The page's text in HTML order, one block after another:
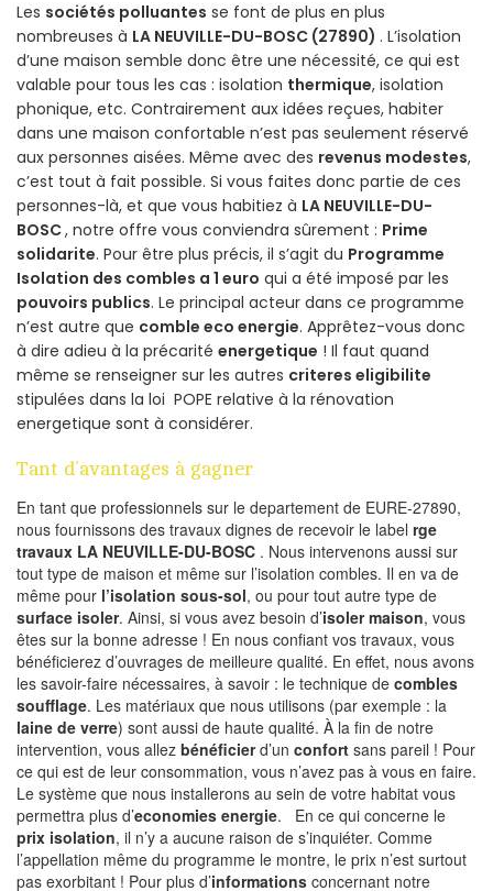
Les sociétés polluantes se font de plus en plus
nombreuses à LA NEUVILLE-DU-BOSC (27890) . L’isolation
d’une maison semble donc être une nécessité, ce qui est
valable pour tous les cas : isolation thermique, isolation
phonique, etc. Contrairement aux idées reçues, habiter
dans une maison confortable n’est pas seulement réservé
aux personnes aisées. Même avec des revenus modestes,
c’est tout à fait possible. Si vous faites donc partie de ces
personnes-là, et que vous habitiez à LA NEUVILLE-DU-
BOSC, notre offre vous conviendra sûrement : Prime
solidarite. Pour être plus précis, il s’agit du Programme
Isolation des combles a 1 euro qui a été imposé par les
pouvoirs publics. Le principal acteur dans ce programme
n’est autre que comble eco energie. Apprêtez-vous donc
à dire adieu à la précarité energetique ! Il faut quand
même se renseigner sur les autres criteres eligibilite
stipulées dans la loi POPE relative à la rénovation
energetique sont à considérer.
Tant d’avantages à gagner
En tant que professionnels sur le departement de EURE-27890,
nous fournissons des travaux dignes de recevoir le label rge
travaux LA NEUVILLE-DU-BOSC . Nous intervenons aussi sur
tout type de maison et même sur l’isolation combles. Il en va de
même pour l’isolation sous-sol, ou pour tout autre type de
surface isoler. Ainsi, si vous avez besoin d’isoler maison, vous
êtes sur la bonne adresse ! En nous confiant vos travaux, vous
bénéficierez d’ouvrages de meilleure qualité. En effet, nous avons
les savoir-faire nécessaires, à savoir : le technique de combles
soufflage. Les matériaux que nous utilisons (par exemple : la
laine de verre) sont aussi de haute qualité. À la fin de notre
intervention, vous allez bénéficierd’un confort sans pareil ! Pour
ce qui est de leur consommation, vous n’avez pas à vous en faire.
Le système que nous installerons au sein de votre habitat vous
permettra plus d’economies energie. En ce qui concerne le
prix isolation, il n’y a aucune raison de s’inquiéter. Comme
l’appellation même du programme le montre, le prix n’est surtout
pas exorbitant ! Pour plus d’informations concernant notre